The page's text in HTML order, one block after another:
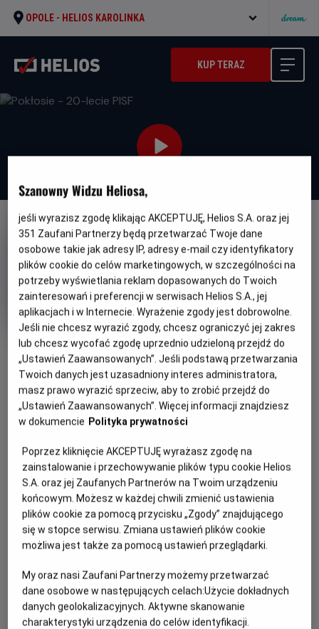
OPOLE - HELIOS KAROLINKA
KUP TERAZ
FILM POLSKI
OBSERWUJ
Pokłosie - 20-lecie PISF
Oryginalny
tytuł
Pokłosie Gatunek
Dramat
Minimalny
wiek
Od 15 lat
Czas
trwania
102 min
Kraj
rok
produkcji
Polska
PREMIERA
9 listopada 2012
Władysław Pasikowski Władysław Pasikowski
OBSADA
Ireneusz Czop, Jerzy Radziwiłowicz, Maciej Stuhr
WIĘCEJ SZCZEGÓŁÓW
Franciszek Kalina (Ireneusz Czop) po latach emigracji
przyjeżdża do Polski, zaalarmowany wiadomością, że jego
młodszy brat (Maciej Stuhr) popadł w konflikt z
mieszkańcami swojej wsi. Po przyjeździe odkrywa, że
przyczyną jest mroczna tajemnica sprzed lat. Skłóceni od
śledztwo zaostrza konflikt, który przeradza się w otwartą
agresję. Ujawniona tajemnica odciśnie tragiczne piętno na
życiu braci i ich sąsiadów.
Szanowny Widzu Heliosa,
jeśli wyrazisz zgodę klikając AKCEPTUJĘ, Helios S.A. oraz jej
351 Zaufani Partnerzy będą przetwarzać Twoje dane
osobowe takie jak adresy IP, adresy e-mail czy identyfikatory
plików cookie do celów marketingowych, w szczególności na
potrzeby wyświetlania reklam dopasowanych do Twoich
zainteresowań i preferencji w serwisach Helios S.A., jej
aplikacjach i w Internecie. Wyrażenie zgody jest dobrowolne.
Jeśli nie chcesz wyrazić zgody, chcesz ograniczyć jej zakres
lub chcesz wycofać zgodę uprzednio udzieloną przejdź do
„Ustawień Zaawansowanych”. Jeśli podstawą przetwarzania
Twoich danych jest uzasadniony interes administratora,
masz prawo wyrazić sprzeciw, aby to zrobić przejdź do
„Ustawień Zaawansowanych”. Więcej informacji znajdziesz
w dokumencie Polityka prywatności
Poprzez kliknięcie AKCEPTUJĘ wyrażasz zgodę na
zainstalowanie i przechowywanie plików typu cookie Helios
S.A. oraz jej Zaufanych Partnerów na Twoim urządzeniu
końcowym. Możesz w każdej chwili zmienić ustawienia
plików cookie za pomocą przycisku „Zgody” znajdującego
się w stopce serwisu. Zmiana ustawień plików cookie
możliwa jest także za pomocą ustawień przeglądarki.
My oraz nasi Zaufani Partnerzy możemy przetwarzać
dane osobowe w następujących celach:Użycie dokładnych
danych geolokalizacyjnych. Aktywne skanowanie
charakterystyki urządzenia do celów identyfikacji.